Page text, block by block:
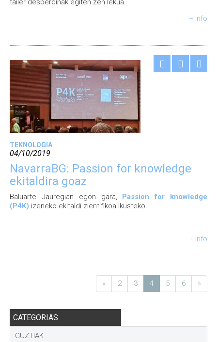
tailer desberdinak egiten zen lekua.
+ info
TEKNOLOGIA
04/10/2019
NavarraBG: Passion for knowledge
ekitaldira goaz
Baluarte Jauregian egon gara, Passion for knowledge
(P4K) izeneko ekitaldi zientifikoa ikusteko.
+ info
« 2 3 4 5 6 »
CATEGORIAS
GUZTIAK